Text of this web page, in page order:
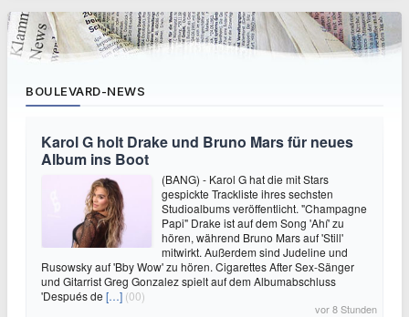
BOULEVARD-NEWS
Karol G holt Drake und Bruno Mars für neues
Album ins Boot
(BANG) - Karol G hat die mit Stars
gespickte Trackliste ihres sechsten
Studioalbums veröffentlicht. "Champagne
Papi" Drake ist auf dem Song 'Ahí' zu
hören, während Bruno Mars auf 'Still'
mitwirkt. Außerdem sind Judeline und
Rusowsky auf 'Bby Wow' zu hören. Cigarettes After Sex-Sänger
und Gitarrist Greg Gonzalez spielt auf dem Albumabschluss
'Después de […] (00)
vor 8 Stunden